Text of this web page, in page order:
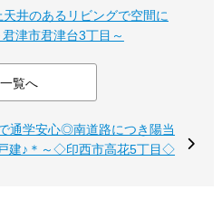
井のあるリビングで空間に
津市君津台3丁目～
一覧へ
通学安心◎南道路につき陽当
建♪＊～◇印西市高花5丁目◇